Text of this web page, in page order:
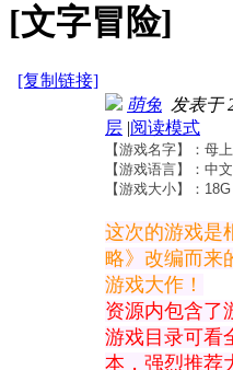
[文字冒险]
[复制链接]
萌兔 发表于
层 |阅读模式
【游戏名字】：母
【游戏语言】：中文
【游戏大小】：18G
这次的游戏是
略》改编而来
游戏大作！
资源内包含了
游戏目录可看
本，强烈推荐